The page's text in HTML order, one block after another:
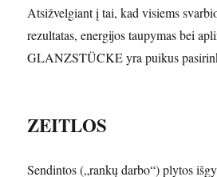
Atsižvelgiant į tai, kad visiems
rezultatas, energijos taupymas bei
GLANZSTÜCKE yra puikus
ZEITLOS
Sendintos („rankų darbo“) plytos